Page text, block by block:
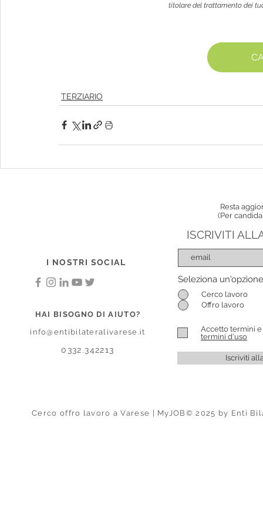
titolare del trattamento dei
TERZIARIO
Resta
(Per
ISCRIVITI
I NOSTRI SOCIAL
HAI BISOGNO DI AIUTO?
info@entibilateralivarese.it
0332.342213
Seleziona un'opzione
Cerco lavoro
Offro lavoro
Accetto termini
termini d'uso
Iscriviti
Cerco offro lavoro a Varese | MyJOB© 2025 by Enti